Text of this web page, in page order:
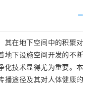
其在地下空间中的积聚对
地下设施空间开发的不断
化技术显得尤为重要。本
播途径及其对人体健康的